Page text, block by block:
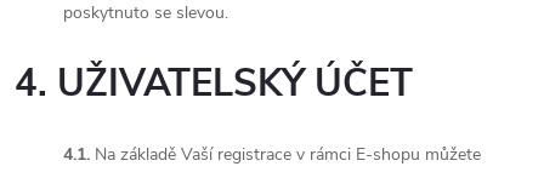
poskytnuto se slevou.
4. UŽIVATELSKÝ ÚČET
4.1. Na základě Vaší registrace v rámci E-shopu můžete